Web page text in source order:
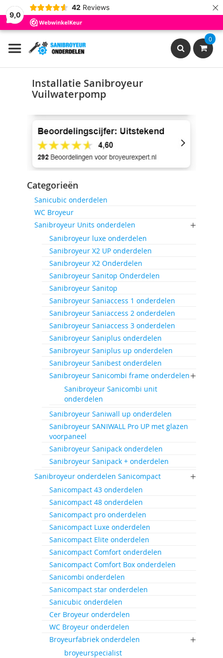
9,0
42 Reviews ×
Ga
naar
de
0
Search
Installatie Sanibroyeur
Vuilwaterpomp
Categorieën
Sanicubic onderdelen
WC Broyeur
Sanibroyeur Units onderdelen
Sanibroyeur luxe onderdelen
Sanibroyeur X2 UP onderdelen
Sanibroyeur X2 Onderdelen
Sanibroyeur Sanitop Onderdelen
Sanibroyeur Sanitop
Sanibroyeur Saniaccess 1 onderdelen
Sanibroyeur Saniaccess 2 onderdelen
Sanibroyeur Saniaccess 3 onderdelen
Sanibroyeur Saniplus onderdelen
Sanibroyeur Saniplus up onderdelen
Sanibroyeur Sanibest onderdelen
Sanibroyeur Sanicombi frame onderdelen
Sanibroyeur Sanicombi unit
onderdelen
Sanibroyeur Saniwall up onderdelen
Sanibroyeur SANIWALL Pro UP met glazen
voorpaneel
Sanibroyeur Sanipack onderdelen
Sanibroyeur Sanipack + onderdelen
Sanibroyeur onderdelen Sanicompact
Sanicompact 43 onderdelen
Sanicompact 48 onderdelen
Sanicompact pro onderdelen
Sanicompact Luxe onderdelen
Sanicompact Elite onderdelen
Sanicompact Comfort onderdelen
Sanicompact Comfort Box onderdelen
Sanicombi onderdelen
Sanicompact star onderdelen
Sanicubic onderdelen
Cer Broyeur onderdelen
WC Broyeur onderdelen
Broyeurfabriek onderdelen
broyeurspecialist